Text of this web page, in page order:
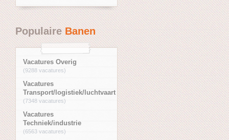
PopulaireBanen
Vacatures Overig
(9288 vacatures)
Vacatures
Transport/logistiek/luchtvaart
(7348 vacatures)
Vacatures
Techniek/industrie
(6563 vacatures)